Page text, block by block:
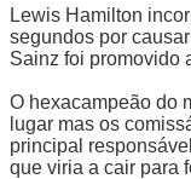
Lewis Hamilton
segundos por
Sainz foi promovido
O hexacampeão do
lugar mas os
principal
que viria a cair para